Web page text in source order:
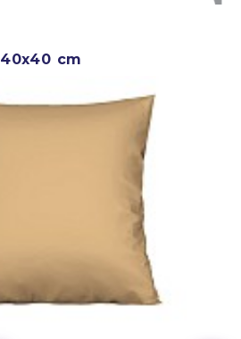
40x40 cm
40x40 cm